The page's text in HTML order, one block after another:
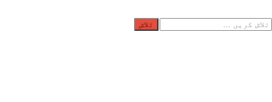
تلاش